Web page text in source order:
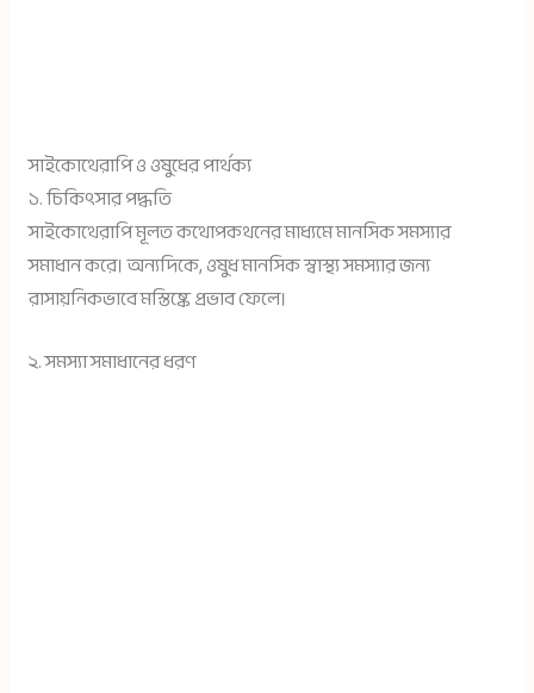
সাইকোথেরাপি ও ওষুধের পার্থক্য
১. চিকিৎসার পদ্ধতি
সাইকোথেরাপি মূলত কথোপকথনের মাধ্যমে মানসিক সমস্যার
সমাধান করে। অন্যদিকে, ওষুধ মানসিক স্বাস্থ্য সমস্যার জন্য
রাসায়নিকভাবে মস্তিষ্কে প্রভাব ফেলে।
২. সমস্যা সমাধানের ধরণ